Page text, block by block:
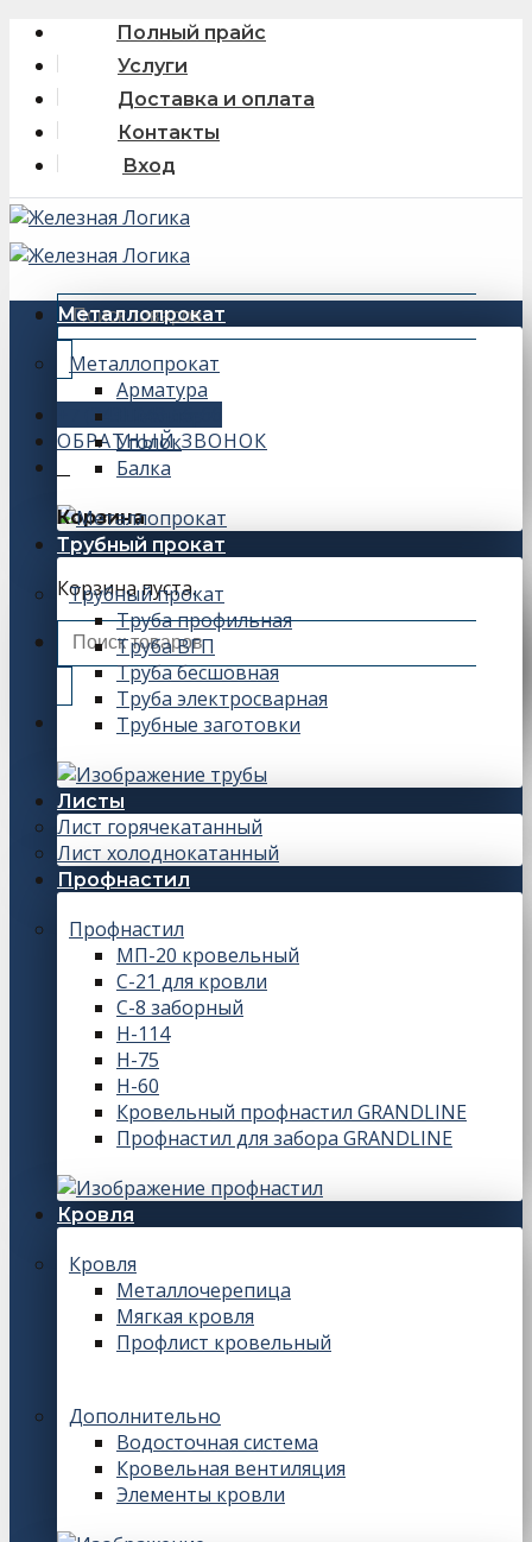
Skip
content
Полный прайс
Услуги
Доставка и оплата
Контакты
Вход
Искать:
+7 (343) 243-56-66
ОБРАТНЫЙ ЗВОНОК
Корзина
Корзина пуста.
Искать:
Металлопрокат
Металлопрокат
Арматура
Уголок
Балка
Трубный прокат
Трубный прокат
Труба профильная
Труба ВГП
Труба бесшовная
Труба электросварная
Трубные заготовки
Листы
Лист горячекатанный
Лист холоднокатанный
Профнастил
Профнастил
МП-20 кровельный
С-21 для кровли
С-8 заборный
Н-114
Н-75
Н-60
Кровельный профнастил GRANDLINE
Профнастил для забора GRANDLINE
Кровля
Кровля
Металлочерепица
Мягкая кровля
Профлист кровельный
Дополнительно
Водосточная система
Кровельная вентиляция
Элементы кровли